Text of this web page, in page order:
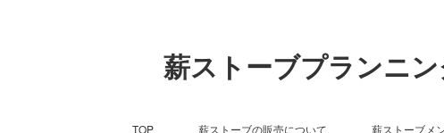
薪ストーブプランニ
TOP 薪ストーブの販売について 薪ストーブメ